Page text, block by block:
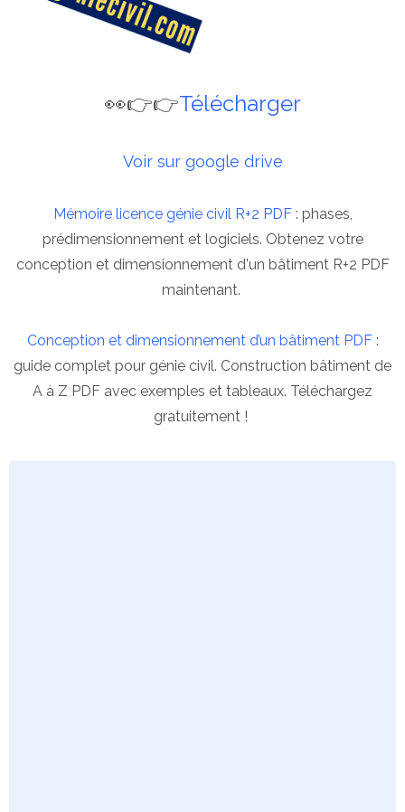
👀👉👉Télécharger
Voir sur google drive
Mémoire licence génie civil R+2 PDF: phases,
prédimensionnement et logiciels. Obtenez votre
conception et dimensionnement d'un bâtiment R+2 PDF
maintenant.
Conception et dimensionnement d’un bâtiment PDF:
guide complet pour génie civil. Construction bâtiment de
A à Z PDF avec exemples et tableaux. Téléchargez
gratuitement !